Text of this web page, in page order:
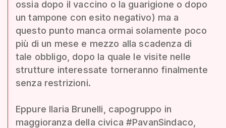
ossia dopo il vaccino o la guarigione o dopo
un tampone con esito negativo) ma a
questo punto manca ormai solamente poco
più di un mese e mezzo alla scadenza di
tale obbligo, dopo la quale le visite nelle
strutture interessate torneranno finalmente
senza restrizioni.
Eppure Ilaria Brunelli, capogruppo in
maggioranza della civica #PavanSindaco,